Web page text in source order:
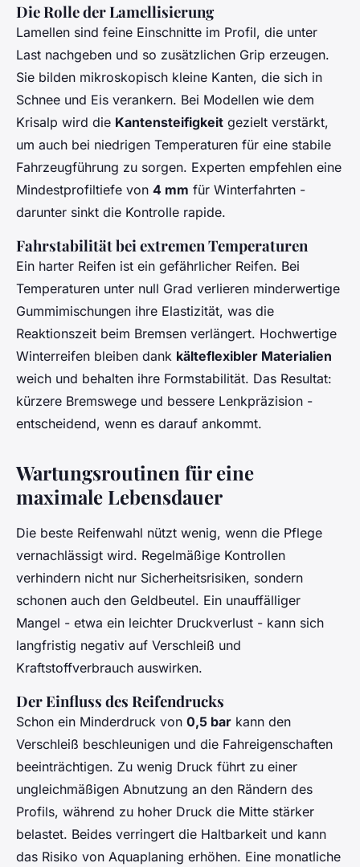
Die Rolle der Lamellisierung
Lamellen sind feine Einschnitte im Profil, die unter
Last nachgeben und so zusätzlichen Grip erzeugen.
Sie bilden mikroskopisch kleine Kanten, die sich in
Schnee und Eis verankern. Bei Modellen wie dem
Krisalp wird die Kantensteifigkeit gezielt verstärkt,
um auch bei niedrigen Temperaturen für eine stabile
Fahrzeugführung zu sorgen. Experten empfehlen eine
Mindestprofiltiefe von 4 mm für Winterfahrten -
darunter sinkt die Kontrolle rapide.
Fahrstabilität bei extremen Temperaturen
Ein harter Reifen ist ein gefährlicher Reifen. Bei
Temperaturen unter null Grad verlieren minderwertige
Gummimischungen ihre Elastizität, was die
Reaktionszeit beim Bremsen verlängert. Hochwertige
Winterreifen bleiben dank kälteflexibler Materialien
weich und behalten ihre Formstabilität. Das Resultat:
kürzere Bremswege und bessere Lenkpräzision -
entscheidend, wenn es darauf ankommt.
Wartungsroutinen für eine
maximale Lebensdauer
Die beste Reifenwahl nützt wenig, wenn die Pflege
vernachlässigt wird. Regelmäßige Kontrollen
verhindern nicht nur Sicherheitsrisiken, sondern
schonen auch den Geldbeutel. Ein unauffälliger
Mangel - etwa ein leichter Druckverlust - kann sich
langfristig negativ auf Verschleiß und
Kraftstoffverbrauch auswirken.
Der Einfluss des Reifendrucks
Schon ein Minderdruck von 0,5 bar kann den
Verschleiß beschleunigen und die Fahreigenschaften
beeinträchtigen. Zu wenig Druck führt zu einer
ungleichmäßigen Abnutzung an den Rändern des
Profils, während zu hoher Druck die Mitte stärker
belastet. Beides verringert die Haltbarkeit und kann
das Risiko von Aquaplaning erhöhen. Eine monatliche